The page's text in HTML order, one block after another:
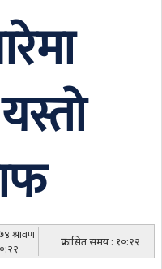
श्रावण
प्रकासित समय : १०:२२